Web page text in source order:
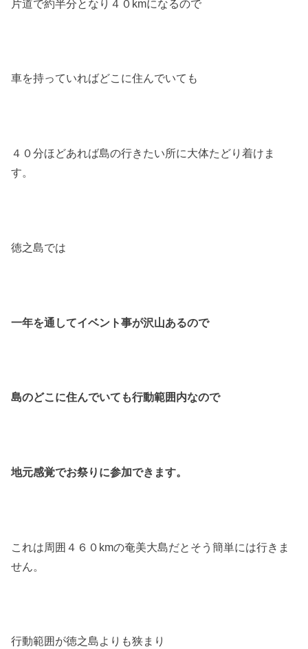
片道で約半分となり４０kmになるので
車を持っていればどこに住んでいても
４０分ほどあれば島の行きたい所に大体たどり着けま
す。
徳之島では
一年を通してイベント事が沢山あるので
島のどこに住んでいても行動範囲内なので
地元感覚でお祭りに参加できます。
これは周囲４６０kmの奄美大島だとそう簡単には行きま
せん。
行動範囲が徳之島よりも狭まり